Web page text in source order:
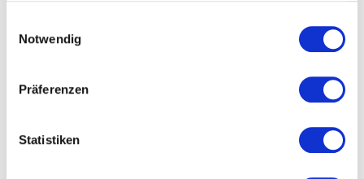
Notwendig
Präferenzen
Statistiken
Mustang CEO Andreas Baur
Mitglied
Mustang GmbH